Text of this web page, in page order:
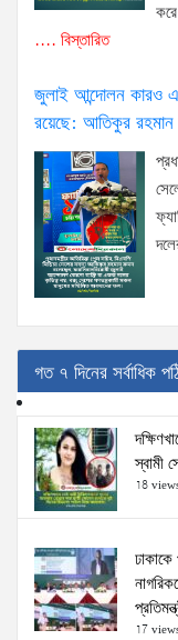
.... বিস্তারিত
জুলাই আন্দোলন কারও
রয়েছে: আতিকুর
গত ৭ দিনের সর্বাধিক
স্বামী
18
17